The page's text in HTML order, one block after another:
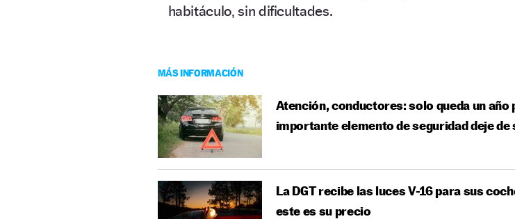
habitáculo, sin dificultades.
MÁS INFORMACIÓN
Atención, conductores: solo queda un año
importante elemento de seguridad deje de
La DGT recibe las luces V-16 para sus
este es su precio